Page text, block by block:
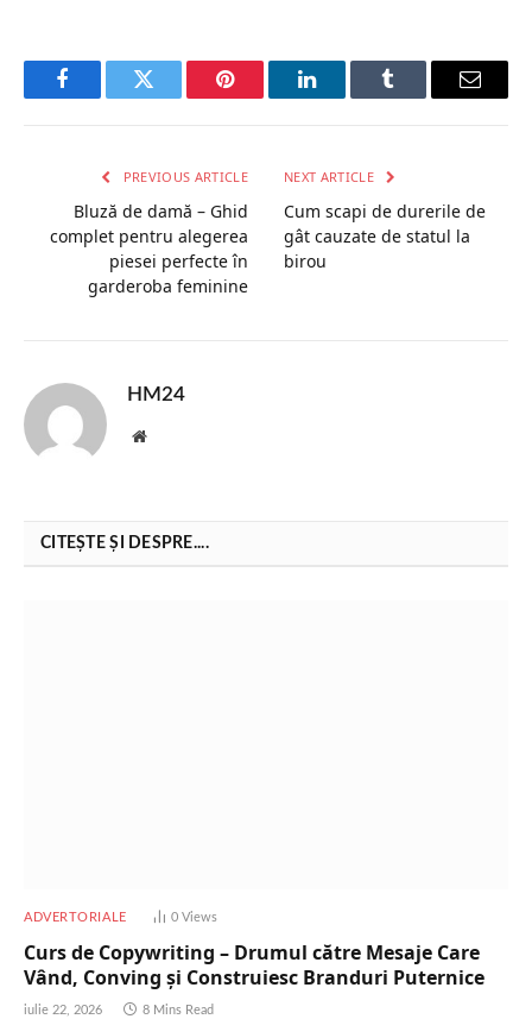
FacebookTwitter Pinterest LinkedInTumblr Email
PREVIOUS ARTICLE
Bluză de damă – Ghid
complet pentru alegerea
piesei perfecte în
garderoba feminine
NEXT ARTICLE
Cum scapi de durerile de
gât cauzate de statul la
birou
HM24
Website
CITEȘTE ȘI DESPRE....
ADVERTORIALE 0 Views
Curs de Copywriting – Drumul către Mesaje Care
Vând, Conving și Construiesc Branduri Puternice
iulie 22, 2026 8 Mins Read